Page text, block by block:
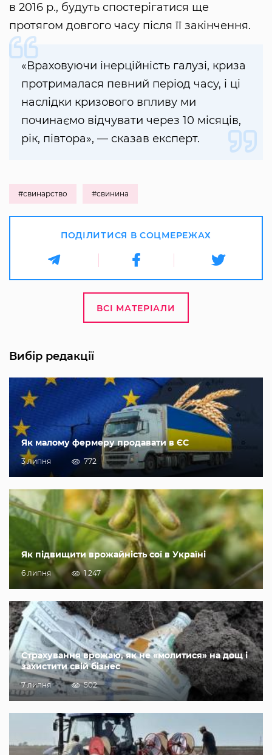
в 2016 р., будуть спостерігатися ще
протягом довгого часу після її закінчення.
«Враховуючи інерційність галузі, криза
протрималася певний період часу, і ці
наслідки кризового впливу ми
починаємо відчувати через 10 місяців,
рік, півтора», — сказав експерт.
#свинарство #свинина
ПОДІЛИТИСЯ В СОЦМЕРЕЖАХ
ВСІ МАТЕРІАЛИ
Вибір редакції
Як малому фермеру продавати в ЄС
3 липня 772
Як підвищити врожайність сої в Україні
6 липня 1 247
Страхування врожаю, як не «молитися» на дощ і
захистити свій бізнес
7 липня 502